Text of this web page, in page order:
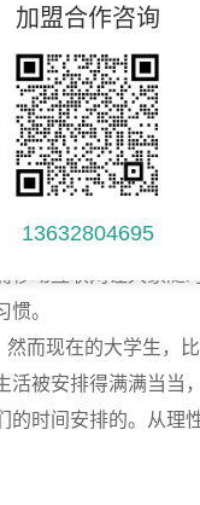
加盟合作咨询
13632804695
馒头只有5毛到一块
一大包（一包大概五
理，供求影响价格
食堂打饭，需要排
馆可是花样百出，
移动互联网让大家随
。
而现在的大学生，
活被安排得满满当当
的时间安排的。从理